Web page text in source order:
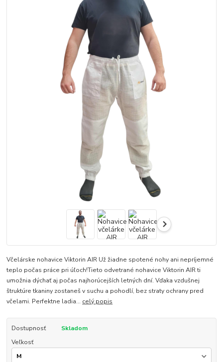
Včelárske nohavice Viktorin AIR Už žiadne spotené nohy ani nepríjemné
teplo počas práce pri úľoch!Tieto odvetrané nohavice Viktorin AIR ti
umožnia dýchať aj počas najhorúcejších letných dní. Vďaka vzdušnej
štruktúre tkaniny zostaneš v suchu a pohodlí, bez straty ochrany pred
včelami. Perfektne ladia... celý popis
Dostupnosť
Skladom
Veľkosť